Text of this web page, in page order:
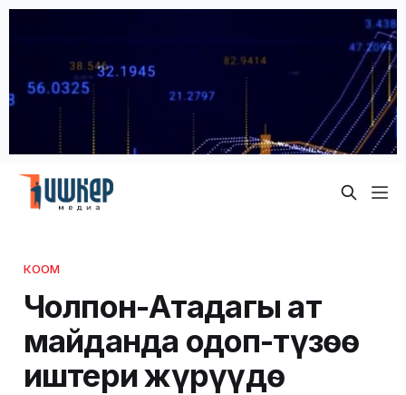
КООМ
Чолпон-Атадагы ат
майданда оңдоп-түзөө
иштери жүрүүдө